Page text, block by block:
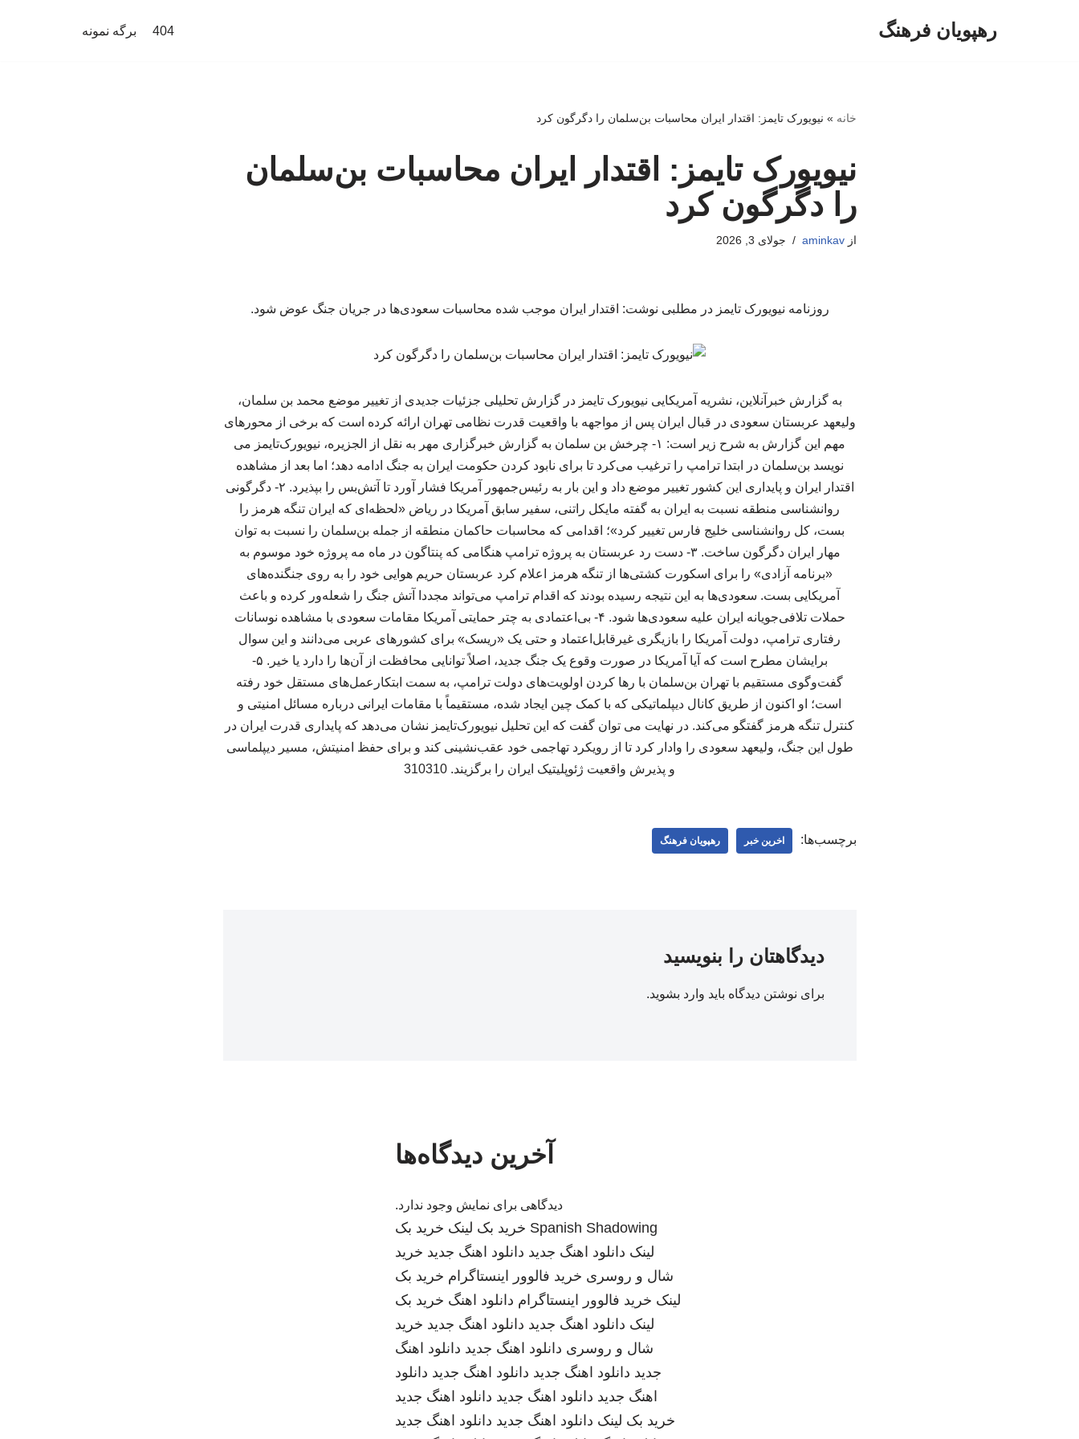
رهپویان فرهنگ 404 برگه نمونه
خانه » نیویورک‌ تایمز: اقتدار ایران محاسبات بن‌سلمان را دگرگون کرد
نیویورک‌ تایمز: اقتدار ایران محاسبات بن‌سلمان
را دگرگون کرد
ازaminkav جولای 3, 2026
روزنامه نیویورک‌ تایمز در مطلبی نوشت: اقتدار ایران موجب شده محاسبات سعودی‌ها در جریان جنگ عوض شود.
به گزارش خبرآنلاین، نشریه آمریکایی نیویورک‌ تایمز در گزارش تحلیلی جزئیات جدیدی از تغییر موضع محمد بن‌ سلمان،
ولیعهد عربستان سعودی در قبال ایران پس از مواجهه با واقعیت قدرت نظامی تهران ارائه کرده است که برخی از محورهای
مهم این گزارش به شرح زیر است: ۱- چرخش بن‌ سلمان به گزارش خبرگزاری مهر به نقل از الجزیره، نیویورک‌تایمز می
نویسد بن‌سلمان در ابتدا ترامپ را ترغیب می‌کرد تا برای نابود کردن حکومت ایران به جنگ ادامه دهد؛ اما بعد از مشاهده
اقتدار ایران و پایداری این کشور تغییر موضع داد و این بار به رئیس‌جمهور آمریکا فشار آورد تا آتش‌بس را بپذیرد. ۲- دگرگونی
روانشناسی منطقه نسبت به ایران به گفته مایکل راتنی، سفیر سابق آمریکا در ریاض «لحظه‌ای که ایران تنگه هرمز را
بست، کل روانشناسی خلیج فارس تغییر کرد»؛ اقدامی که محاسبات حاکمان منطقه از جمله بن‌سلمان را نسبت به توان
مهار ایران دگرگون ساخت. ۳- دست رد عربستان به پروژه ترامپ هنگامی که پنتاگون در ماه مه پروژه خود موسوم به
«برنامه آزادی» را برای اسکورت کشتی‌ها از تنگه هرمز اعلام کرد عربستان حریم هوایی خود را به روی جنگنده‌های
آمریکایی بست. سعودی‌ها به این نتیجه رسیده بودند که اقدام ترامپ می‌تواند مجددا آتش جنگ را شعله‌ور کرده و باعث
حملات تلافی‌جویانه ایران علیه سعودی‌ها شود. ۴- بی‌اعتمادی به چتر حمایتی آمریکا مقامات سعودی با مشاهده نوسانات
رفتاری ترامپ، دولت آمریکا را بازیگری غیرقابل‌اعتماد و حتی یک «ریسک» برای کشورهای عربی می‌دانند و این سوال
برایشان مطرح است که آیا آمریکا در صورت وقوع یک جنگ جدید، اصلاً توانایی محافظت از آن‌ها را دارد یا خیر. ۵-
گفت‌وگوی مستقیم با تهران بن‌سلمان با رها کردن اولویت‌های دولت ترامپ، به سمت ابتکارعمل‌های مستقل خود رفته
است؛ او اکنون از طریق کانال دیپلماتیکی که با کمک چین ایجاد شده، مستقیماً با مقامات ایرانی درباره مسائل امنیتی و
کنترل تنگه هرمز گفتگو می‌کند. در نهایت می توان گفت که این تحلیل نیویورک‌تایمز نشان می‌دهد که پایداری قدرت ایران در
طول این جنگ، ولیعهد سعودی را وادار کرد تا از رویکرد تهاجمی خود عقب‌نشینی کند و برای حفظ امنیتش، مسیر دیپلماسی
و پذیرش واقعیت ژئوپلیتیک ایران را برگزیند. 310310
برچسب‌ها: اخرین خبر رهپویان فرهنگ
دیدگاهتان را بنویسید
برای نوشتن دیدگاه باید وارد بشوید.
آخرین دیدگاه‌ها
دیدگاهی برای نمایش وجود ندارد.
Spanish Shadowing خرید بک لینک خرید بک
لینک دانلود اهنگ جدید دانلود اهنگ جدید خرید
شال و روسری خرید فالوور اینستاگرام خرید بک
لینک خرید فالوور اینستاگرام دانلود اهنگ خرید بک
لینک دانلود اهنگ جدید دانلود اهنگ جدید خرید
شال و روسری دانلود اهنگ جدید دانلود اهنگ
جدید دانلود اهنگ جدید دانلود اهنگ جدید دانلود
اهنگ جدید دانلود اهنگ جدید دانلود اهنگ جدید
خرید بک لینک دانلود اهنگ جدید دانلود اهنگ جدید